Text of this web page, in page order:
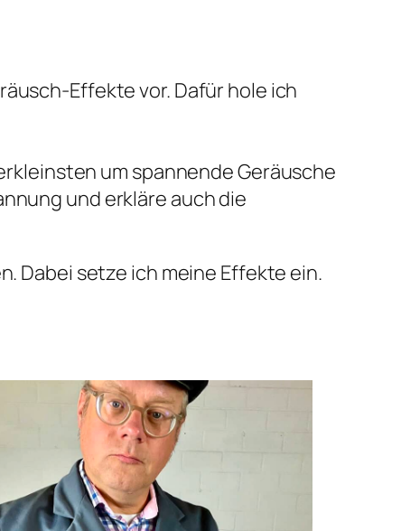
Effekte vor. Dafür hole ich
um spannende Geräusche
und erkläre auch die
Dabei setze ich meine Effekte ein.